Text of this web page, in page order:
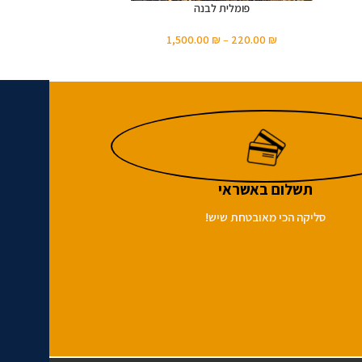
פומלית לבנה
220.00₪
–
1,500.00₪
תשלום באשראי
סליקה הכי מאובטחת שיש!